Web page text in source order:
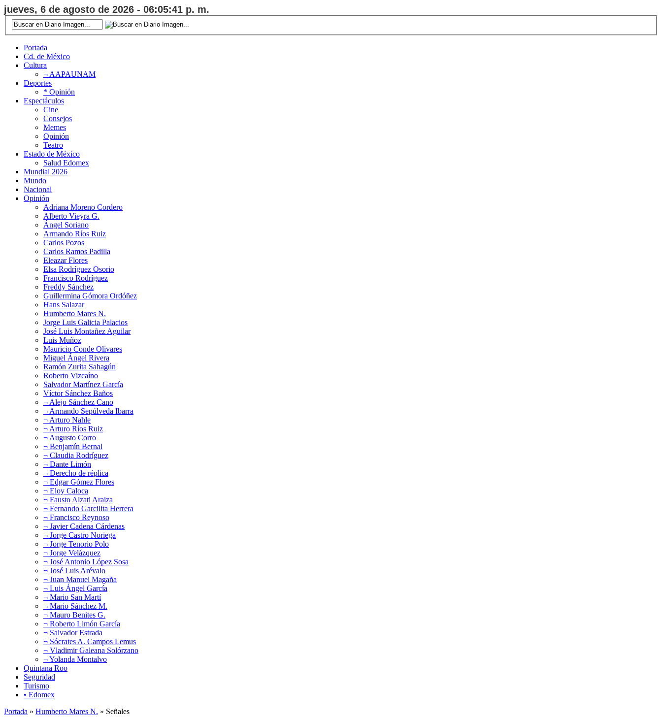
jueves, 6 de agosto de 2026 - 06:05:42 p. m.
Portada
Cd. de México
Cultura
¬ AAPAUNAM
Deportes
* Opinión
Espectáculos
Cine
Consejos
Memes
Opinión
Teatro
Estado de México
Salud Edomex
Mundial 2026
Mundo
Nacional
Opinión
Adriana Moreno Cordero
Alberto Vieyra G.
Ángel Soriano
Armando Ríos Ruiz
Carlos Pozos
Carlos Ramos Padilla
Eleazar Flores
Elsa Rodríguez Osorio
Francisco Rodríguez
Freddy Sánchez
Guillermina Gómora Ordóñez
Hans Salazar
Humberto Mares N.
Jorge Luis Galicia Palacios
José Luis Montañez Aguilar
Luis Muñoz
Mauricio Conde Olivares
Miguel Ángel Rivera
Ramón Zurita Sahagún
Roberto Vizcaíno
Salvador Martínez García
Víctor Sánchez Baños
¬ Alejo Sánchez Cano
¬ Armando Sepúlveda Ibarra
¬ Arturo Nahle
¬ Arturo Ríos Ruiz
¬ Augusto Corro
¬ Benjamín Bernal
¬ Claudia Rodríguez
¬ Dante Limón
¬ Derecho de réplica
¬ Edgar Gómez Flores
¬ Eloy Caloca
¬ Fausto Alzati Araiza
¬ Fernando Garcilita Herrera
¬ Francisco Reynoso
¬ Javier Cadena Cárdenas
¬ Jorge Castro Noriega
¬ Jorge Tenorio Polo
¬ Jorge Velázquez
¬ José Antonio López Sosa
¬ José Luis Arévalo
¬ Juan Manuel Magaña
¬ Luis Ángel García
¬ Mario San Martí
¬ Mario Sánchez M.
¬ Mauro Benites G.
¬ Roberto Limón García
¬ Salvador Estrada
¬ Sócrates A. Campos Lemus
¬ Vladimir Galeana Solórzano
¬ Yolanda Montalvo
Quintana Roo
Seguridad
Turismo
• Edomex
Portada » Humberto Mares N. » Señales